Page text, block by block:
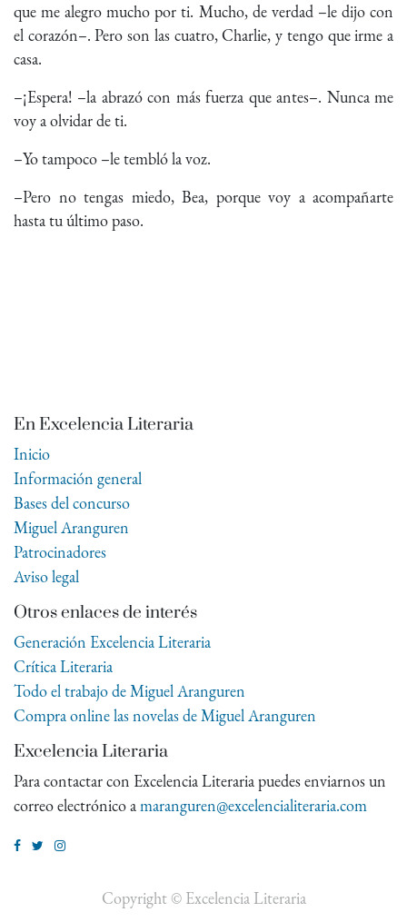
que me alegro mucho por ti. Mucho, de verdad –le dijo con
el corazón–. Pero son las cuatro, Charlie, y tengo que irme a
casa.
–¡Espera! –la abrazó con más fuerza que antes–. Nunca me
voy a olvidar de ti.
–Yo tampoco –le tembló la voz.
–Pero no tengas miedo, Bea, porque voy a acompañarte
hasta tu último paso.
En Excelencia Literaria
Inicio
Información general
Bases del concurso
Miguel Aranguren
Patrocinadores
Aviso legal
Otros enlaces de interés
Generación Excelencia Literaria
Crítica Literaria
Todo el trabajo de Miguel Aranguren
Compra online las novelas de Miguel Aranguren
Excelencia Literaria
Para contactar con Excelencia Literaria puedes enviarnos un
correo electrónico amaranguren@excelencialiteraria.com
Copyright © Excelencia Literaria